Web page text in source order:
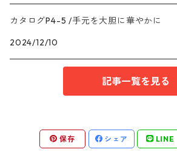
EN series/エンシリーズ
baroque pearl /バロックパール
カタログP4-5 /手元を大胆に華やかに
2024/12/10
記事一覧を見る
保存 シェア LINE